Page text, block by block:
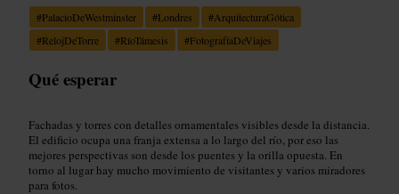
#PalacioDeWestminster #Londres #ArquitecturaGótica
#RelojDeTorre #RíoTámesis #FotografíaDeViajes
Qué esperar
Fachadas y torres con detalles ornamentales visibles desde la distancia.
El edificio ocupa una franja extensa a lo largo del río, por eso las
mejores perspectivas son desde los puentes y la orilla opuesta. En
torno al lugar hay mucho movimiento de visitantes y varios miradores
para fotos.